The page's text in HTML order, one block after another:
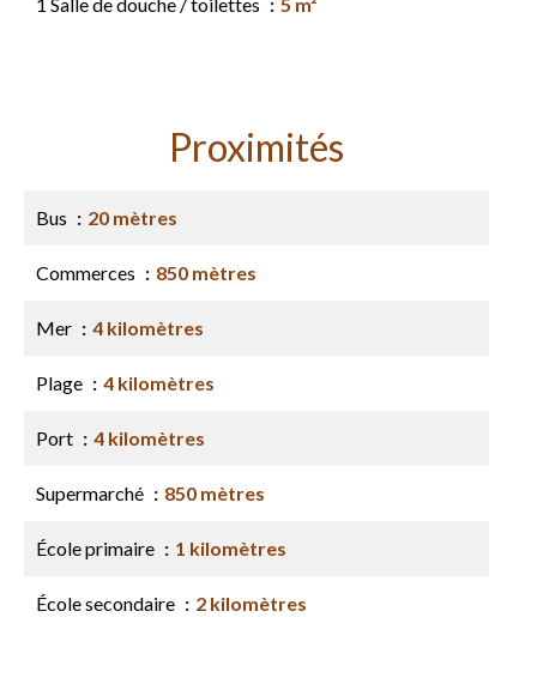
Proximités
Bus 20 mètres
Commerces 850 mètres
Mer 4 kilomètres
Plage 4 kilomètres
Port 4 kilomètres
Supermarché 850 mètres
École primaire 1 kilomètres
École secondaire 2 kilomètres